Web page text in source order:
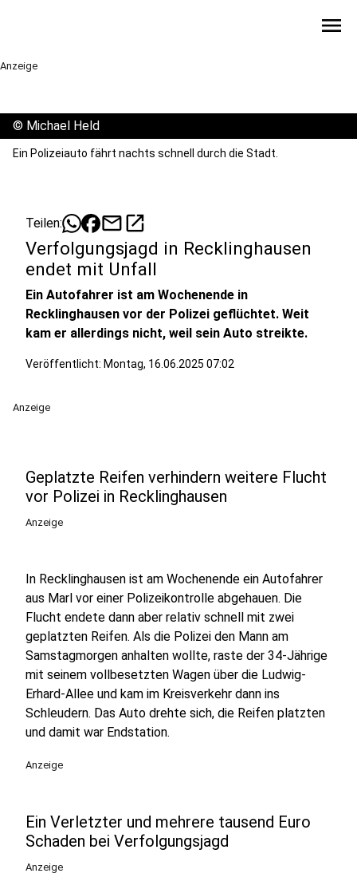
menu
Anzeige
© Michael Held
Ein Polizeiauto fährt nachts schnell durch die Stadt.
Teilen: mailopen_in_new
Verfolgungsjagd in Recklinghausen
endet mit Unfall
Ein Autofahrer ist am Wochenende in
Recklinghausen vor der Polizei geflüchtet. Weit
kam er allerdings nicht, weil sein Auto streikte.
Veröffentlicht: Montag, 16.06.2025 07:02
Anzeige
Geplatzte Reifen verhindern weitere Flucht
vor Polizei in Recklinghausen
Anzeige
In Recklinghausen ist am Wochenende ein Autofahrer
aus Marl vor einer Polizeikontrolle abgehauen. Die
Flucht endete dann aber relativ schnell mit zwei
geplatzten Reifen. Als die Polizei den Mann am
Samstagmorgen anhalten wollte, raste der 34-Jährige
mit seinem vollbesetzten Wagen über die Ludwig-
Erhard-Allee und kam im Kreisverkehr dann ins
Schleudern. Das Auto drehte sich, die Reifen platzten
und damit war Endstation.
Anzeige
Ein Verletzter und mehrere tausend Euro
Schaden bei Verfolgungsjagd
Anzeige